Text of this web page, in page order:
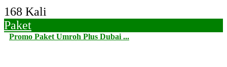
168 Kali
Paket
Promo Paket Umroh Plus Dubai ...